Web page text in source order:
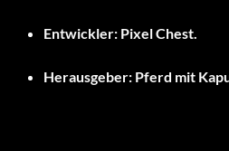
Entwickler: Pixel Chest.
Herausgeber: Pferd mit